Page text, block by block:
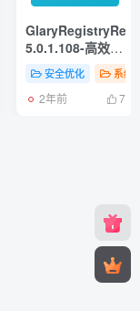
# 实用工具 # 游戏
5.0.1.108-高效的
注册表问题处理
利器安全优化 系统
2年前 7